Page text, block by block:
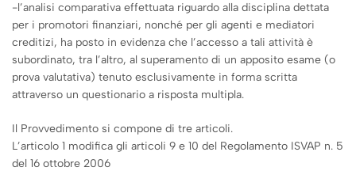
-l’analisi comparativa effettuata riguardo alla disciplina dettata
per i promotori finanziari, nonché per gli agenti e mediatori
creditizi, ha posto in evidenza che l’accesso a tali attività è
subordinato, tra l’altro, al superamento di un apposito esame (o
prova valutativa) tenuto esclusivamente in forma scritta
attraverso un questionario a risposta multipla.
Il Provvedimento si compone di tre articoli.
L’articolo 1 modifica gli articoli 9 e 10 del Regolamento ISVAP n. 5
del 16 ottobre 2006